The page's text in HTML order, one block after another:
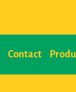
Contact